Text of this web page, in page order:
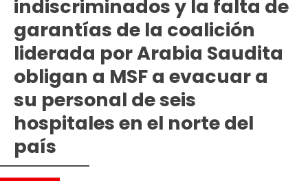
indiscriminados y la falta de
garantías de la coalición
liderada por Arabia Saudita
obligan a MSF a evacuar a
su personal de seis
hospitales en el norte del
país